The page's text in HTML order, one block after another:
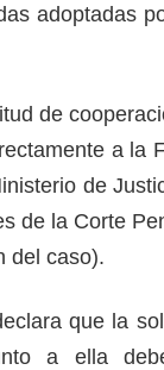
adoptadas
de
a la
de
de la Corte
del caso).
que la
a ella